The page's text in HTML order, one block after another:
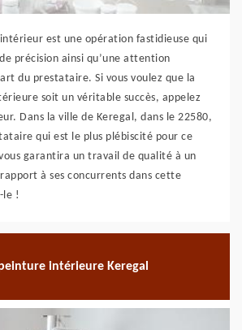
est une opération fastidieuse qui
précision ainsi qu’une attention
du prestataire. Si vous voulez que la
soit un véritable succès, appelez
Dans la ville de Keregal, dans le 22580,
qui est le plus plébiscité pour ce
garantira un travail de qualité à un
à ses concurrents dans cette
le !
intérieure Keregal